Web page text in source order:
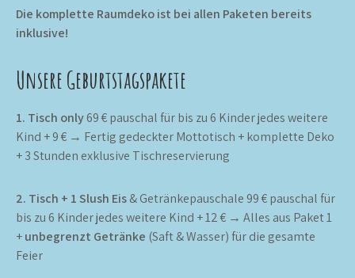
Die komplette Raumdeko ist bei allen Paketen bereits
inklusive!
Unsere Geburtstagspakete
1. Tisch only69 € pauschal für bis zu 6 Kinder jedes weitere
Kind + 9 € → Fertig gedeckter Mottotisch + komplette Deko
+ 3 Stunden exklusive Tischreservierung
2. Tisch + 1 Slush Eis& Getränkepauschale 99 € pauschal für
bis zu 6 Kinder jedes weitere Kind + 12 € → Alles aus Paket 1
+unbegrenzt Getränke (Saft & Wasser) für die gesamte
Feier